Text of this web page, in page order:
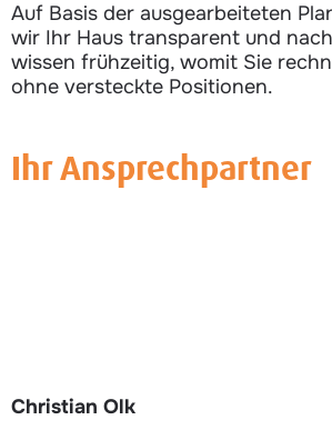
Auf Basis der ausgearbeiteten
wir Ihr Haus transparent und
wissen frühzeitig, womit Sie
ohne versteckte Positionen.
Ihr Ansprechpartner
Christian Olk